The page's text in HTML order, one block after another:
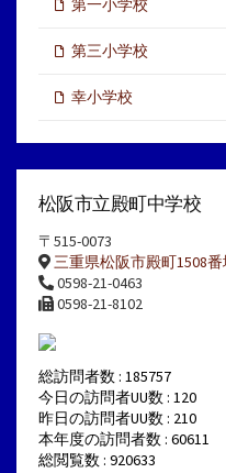
第三小学校
幸小学校
松阪市立殿町中学校
〒515-0073
三重県松阪市殿町1508番
0598-21-0463
0598-21-8102
総訪問者数 : 185757
今日の訪問者UU数 : 120
昨日の訪問者UU数 : 210
本年度の訪問者数 : 60611
総閲覧数 : 920633